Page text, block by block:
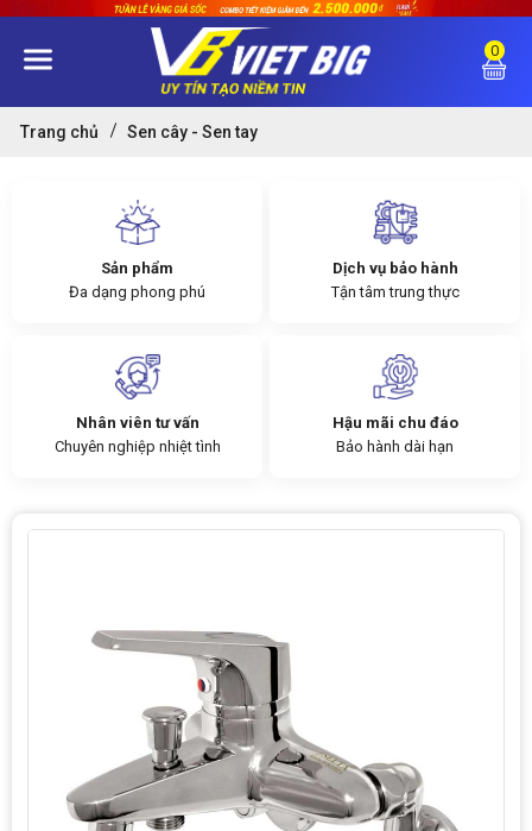
0
Trang chủ Sen cây - Sen tay
Sản phẩm
Đa dạng phong phú
Dịch vụ bảo hành
Tận tâm trung thực
Nhân viên tư vấn
Chuyên nghiệp nhiệt tình
Hậu mãi chu đáo
Bảo hành dài hạn